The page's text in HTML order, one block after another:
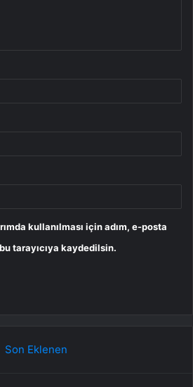
kullanılması için adım, e-posta
tarayıcıya kaydedilsin.
Son Eklenen